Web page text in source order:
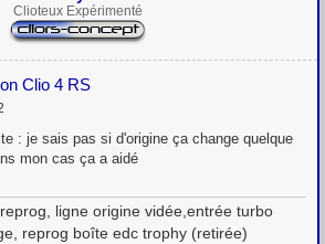
Clioteux Expérimenté
Clio 4 RS
: je sais pas si d'origine ça change quelque
mon cas ça a aidé
ligne origine vidée,entrée turbo
reprog boîte edc trophy (retirée)